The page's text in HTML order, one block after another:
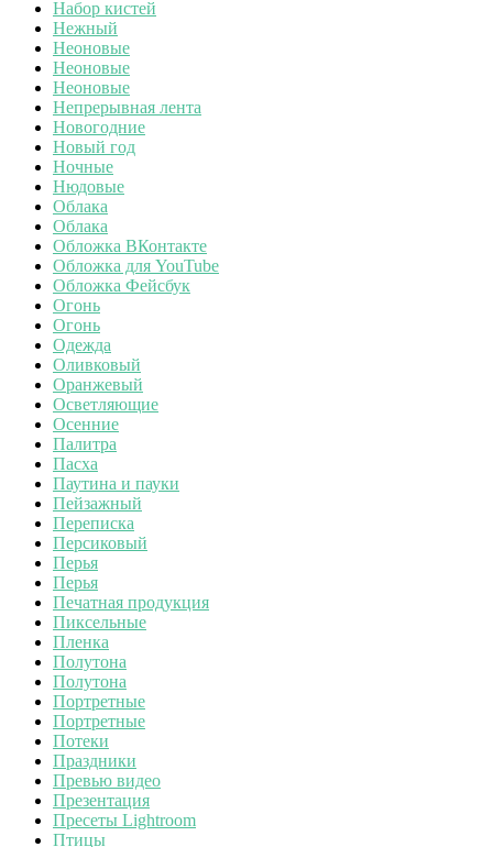
Набор кистей
Нежный
Неоновые
Неоновые
Неоновые
Непрерывная лента
Новогодние
Новый год
Ночные
Нюдовые
Облака
Облака
Обложка ВКонтакте
Обложка для YouTube
Обложка Фейсбук
Огонь
Огонь
Одежда
Оливковый
Оранжевый
Осветляющие
Осенние
Палитра
Пасха
Паутина и пауки
Пейзажный
Переписка
Персиковый
Перья
Перья
Печатная продукция
Пиксельные
Пленка
Полутона
Полутона
Портретные
Портретные
Потеки
Праздники
Превью видео
Презентация
Пресеты Lightroom
Птицы